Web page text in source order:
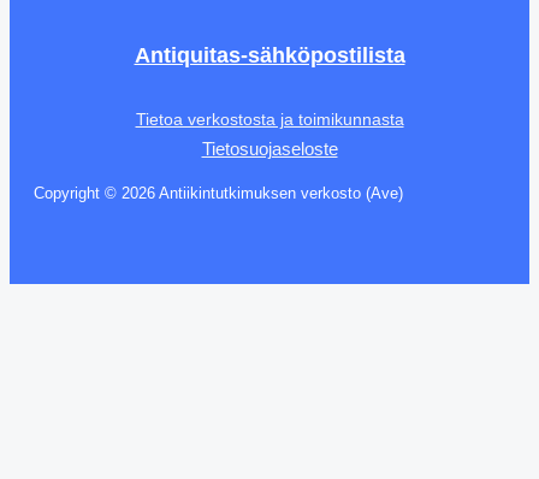
Antiquitas-sähköpostilista
Tietoa verkostosta ja toimikunnasta
Tietosuojaseloste
Copyright © 2026 Antiikintutkimuksen verkosto (Ave)